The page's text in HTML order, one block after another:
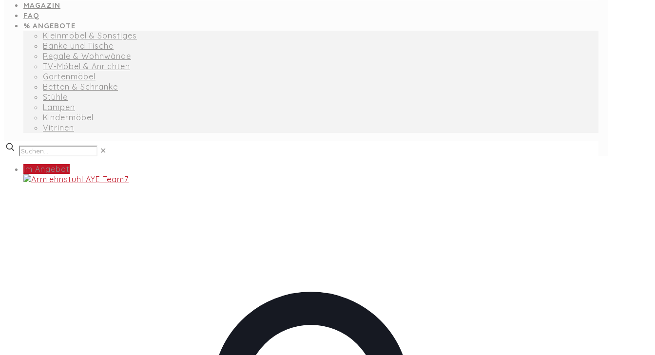
MAGAZIN
FAQ
% ANGEBOTE
Kleinmöbel & Sonstiges
Bänke und Tische
Regale & Wohnwände
TV-Möbel & Anrichten
Gartenmöbel
Betten & Schränke
Stühle
Lampen
Kindermöbel
Vitrinen
✕
Im Angebot